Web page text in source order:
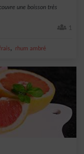
une boisson très
1
, rhum ambré